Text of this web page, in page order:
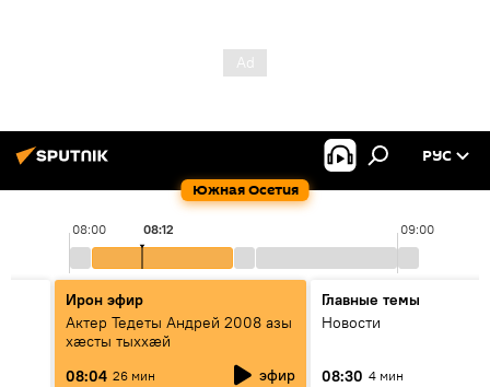
Южная Осетия
РУС
08:00 09:00
08:12
Ирон эфир
Актер Тедеты Андрей 2008 азы
хæсты тыххæй
08:04 26 мин эфир
Главные темы
Новости
08:30 4 мин